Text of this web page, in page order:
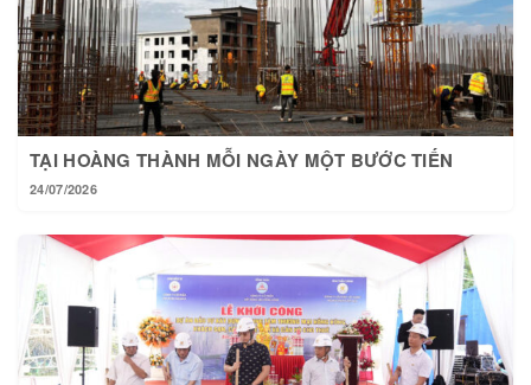
TẠI HOÀNG THÀNH MỖI NGÀY MỘT BƯỚC TIẾN
24/07/2026